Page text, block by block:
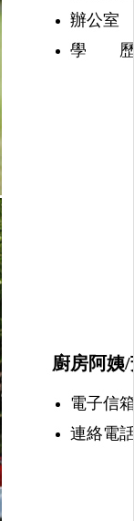
辦公室
學 歷
廚房阿姨
電子信
連絡電